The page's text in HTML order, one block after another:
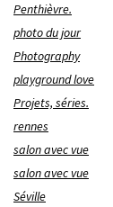
Penthièvre.
photo du jour
Photography
playground love
Projets, séries.
rennes
salon avec vue
salon avec vue
Séville